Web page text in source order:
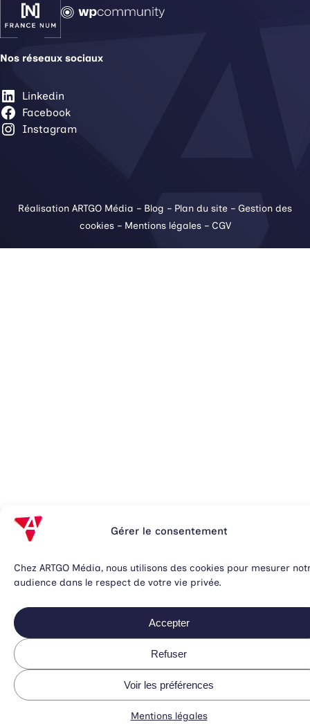
Gérer le consentement
Chez ARTGO Média, nous utilisons des cookies pour mesurer
audience dans le respect de votre vie privée.
Accepter
Refuser
Voir les préférences
Mentions légales
Nos réseaux sociaux
Linkedin
Facebook
Instagram
Réalisation ARTGO Média – Blog – Plan du site – Gestion des
cookies– Mentions légales– CGV